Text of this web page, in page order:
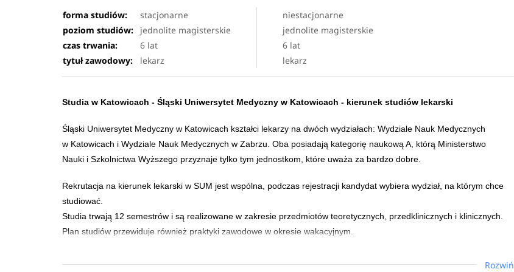
forma studiów: stacjonarne
niestacjonarne
poziom studiów:
jednolite magisterskie
jednolite magisterskie
czas trwania:
6 lat
6 lat
tytuł zawodowy:
lekarz lekarz
Studia w Katowicach -Śląski Uniwersytet Medyczny w Katowicach- kierunek studiów lekarski
Śląski Uniwersytet Medyczny w Katowicach kształci lekarzy na dwóch wydziałach: Wydziale Nauk Medycznych
w Katowicach i Wydziale Nauk Medycznych w Zabrzu. Oba posiadają kategorię naukową A, którą Ministerstwo
Nauki i Szkolnictwa Wyższego przyznaje tylko tym jednostkom, które uważa za bardzo dobre.
Rekrutacja na kierunek lekarski w SUM jest wspólna, podczas rejestracji kandydat wybiera wydział, na którym chce
studiować.
Studia trwają 12 semestrów i są realizowane w zakresie przedmiotów teoretycznych, przedklinicznych i klinicznych.
Plan studiów przewiduje również praktyki zawodowe w okresie wakacyjnym.
Rozwiń